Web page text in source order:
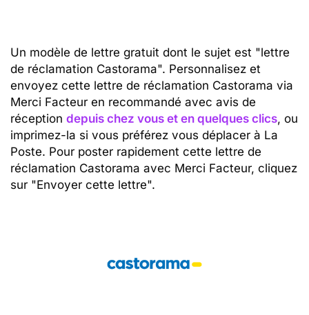
Un modèle de lettre gratuit dont le sujet est "lettre
de réclamation Castorama". Personnalisez et
envoyez cette lettre de réclamation Castorama via
Merci Facteur en recommandé avec avis de
réception depuis chez vous et en quelques clics, ou
imprimez-la si vous préférez vous déplacer à La
Poste. Pour poster rapidement cette lettre de
réclamation Castorama avec Merci Facteur, cliquez
sur "Envoyer cette lettre".